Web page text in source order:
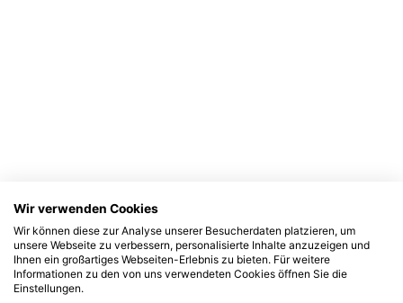
Wir verwenden Cookies
Wir können diese zur Analyse unserer Besucherdaten platzieren, um
unsere Webseite zu verbessern, personalisierte Inhalte anzuzeigen und
Ihnen ein großartiges Webseiten-Erlebnis zu bieten. Für weitere
Informationen zu den von uns verwendeten Cookies öffnen Sie die
Einstellungen.